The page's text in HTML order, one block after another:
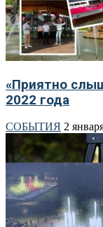
«Приятно
2022 года
СОБЫТИЯ 2